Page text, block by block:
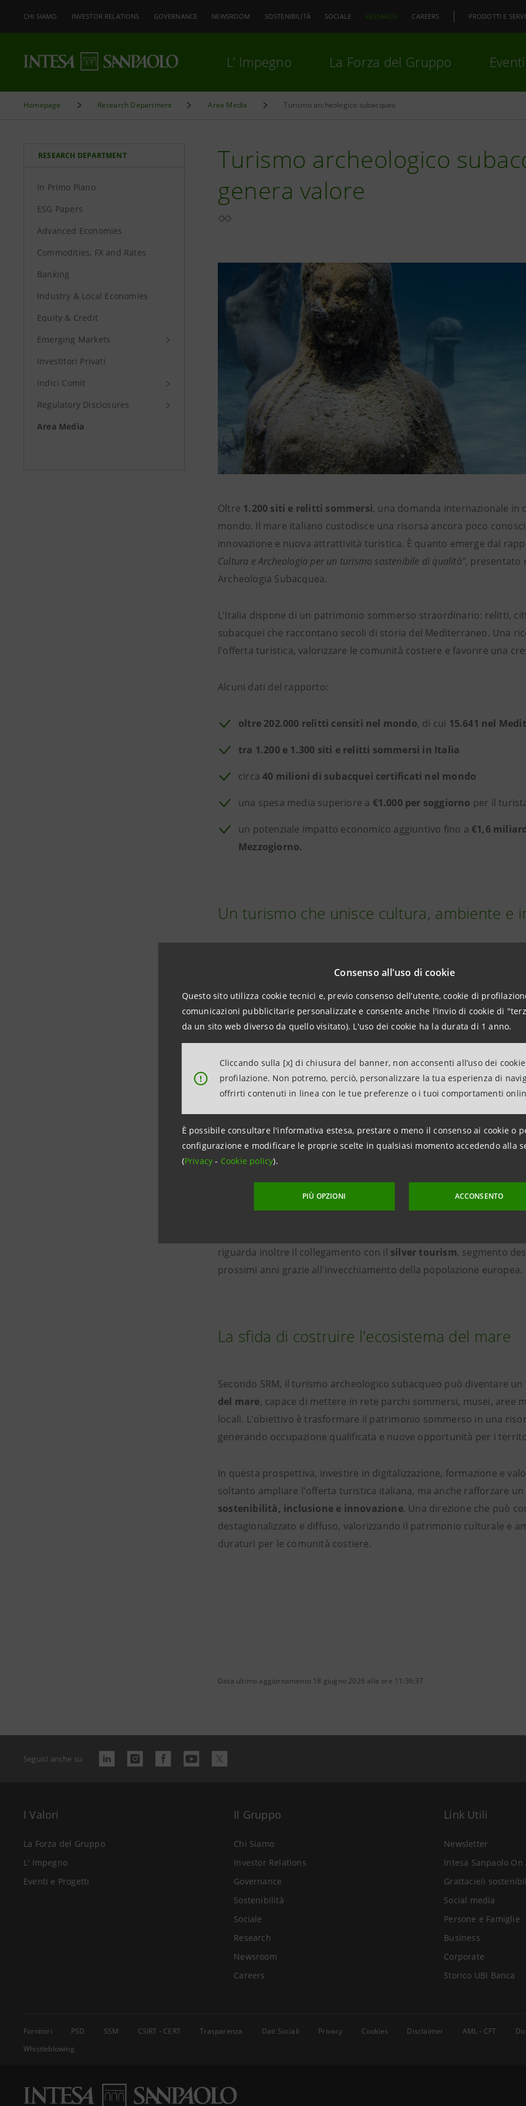
Consenso all'uso di cookie
Questo sito utilizza cookie tecnici e, previo consenso dell’utente, cookie di
comunicazioni pubblicitarie personalizzate e consente anche l'invio di cookie di
da un sito web diverso da quello visitato). L'uso dei cookie ha la durata di 1 anno.
!
Cliccando sulla [x] di chiusura del banner, non acconsenti all’uso dei
profilazione. Non potremo, perciò, personalizzare la tua esperienza di
offrirti contenuti in linea con le tue preferenze o i tuoi comportamenti
È possibile consultare l'informativa estesa, prestare o meno il consenso ai cookie o
configurazione e modificare le proprie scelte in qualsiasi momento accedendo alla
(Privacy- Cookie policy).
PIÙ OPZIONI ACCONSENTO
CHI SIAMO INVESTOR RELATIONS GOVERNANCE NEWSROOM SOSTENIBILITÀ SOCIALE RESEARCH CAREERS PRODOTTI E
L’ Impegno La Forza del Gruppo
Homepage Research Department Area Media Turismo archeologico subacqueo
RESEARCH DEPARTMENT
In Primo Piano
ESG Papers
Advanced Economies
Commodities, FX and Rates
Banking
Industry & Local Economies
Equity & Credit
Emerging Markets
Investitori Privati
Indici Comit
Regulatory Disclosures
Area Media
Turismo archeologico
genera valore
Oltre 1.200 siti e relitti sommersi, una domanda internazionale
mondo. Il mare italiano custodisce una risorsa ancora poco
innovazione e nuova attrattività turistica. È quanto emerge dal
Cultura e Archeologia per un turismo sostenibile di qualità", presentato
Archeologia Subacquea.
L'Italia dispone di un patrimonio sommerso straordinario: relitti,
subacquei che raccontano secoli di storia del Mediterraneo. Una
l'offerta turistica, valorizzare le comunità costiere e favorire una
Alcuni dati del rapporto:
oltre 202.000 relitti censiti nel mondo, di cui 15.641 nel
tra 1.200 e 1.300 siti e relitti sommersi in Italia
circa40 milioni di subacquei certificati nel mondo
una spesa media superiore a €1.000 per soggiorno per il
un potenziale impatto economico aggiuntivo fino a €1,6
Mezzogiorno.
Un turismo che unisce cultura, ambiente e
salvaguardia dell'ambiente marinoesviluppo economico locale
balneare, favorisce una fruizione controllata e sostenibile dei
flussi e alla valorizzazione di aree costiere meno conosciute.
La tecnologia rappresenta uno dei principali fattori abilitanti.
virtuali e strumenti digitali immersivi consentono oggi di esplorare
immergersi fisicamente, ampliando il pubblico potenziale e
Una domanda orientata alla qualità
Lo studio evidenzia come il visitatore interessato a questo
curioso e attento alla sostenibilità. La permanenza media supera
disponibilità a scegliere operatori impegnati nella tutela
riguarda inoltre il collegamento con il silver tourism, segmento
prossimi anni grazie all'invecchiamento della popolazione europea.
La sfida di costruire l'ecosistema del mare
Secondo SRM, il turismo archeologico subacqueo può diventare
del mare, capace di mettere in rete parchi sommersi, musei,
locali. L'obiettivo è trasformare il patrimonio sommerso in una
generando occupazione qualificata e nuove opportunità per i
In questa prospettiva, investire in digitalizzazione, formazione e
soltanto ampliare l'offerta turistica italiana, ma anche rafforzare
sostenibilità, inclusione e innovazione. Una direzione che può
destagionalizzato e diffuso, valorizzando il patrimonio culturale e
duraturi per le comunità costiere.
Data ultimo aggiornamento 18 giugno 2026 alle ore 11:36:37
Seguici anche su
I Valori
La Forza del Gruppo
L' Impegno
Eventi e Progetti
Il Gruppo
Chi Siamo
Investor Relations
Governance
Sostenibilità
Sociale
Research
Newsroom
Careers
Link Utili
Newsletter
Intesa Sanpaolo On
Grattacieli
Social media
Persone e Famiglie
Business
Corporate
Storico UBI Banca
Fornitori PSD SSM CSIRT - CERT Trasparenza Dati Sociali Privacy Cookies Disclaimer AML - CFT
Whistleblowing